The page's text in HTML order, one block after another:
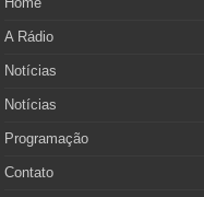
A Rádio
Notícias
Notícias
Programação
Contato